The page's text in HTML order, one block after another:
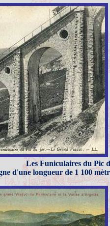
Les Funiculaires du Pic
d'une longueur de 1 100